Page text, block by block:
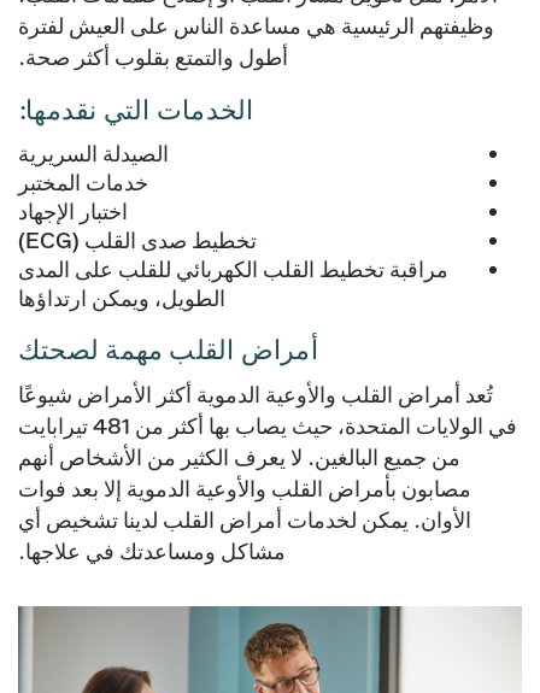
وظيفتهم الرئيسية هي مساعدة الناس على العيش لفترة
أطول والتمتع بقلوب أكثر صحة.
الخدمات التي نقدمها:
الصيدلة السريرية
خدمات المختبر
اختبار الإجهاد
تخطيط صدى القلب (ECG)
مراقبة تخطيط القلب الكهربائي للقلب على المدى
الطويل، ويمكن ارتداؤها
أمراض القلب مهمة لصحتك
تُعد أمراض القلب والأوعية الدموية أكثر الأمراض شيوعًا
في الولايات المتحدة، حيث يصاب بها أكثر من 481 تيرابايت
من جميع البالغين. لا يعرف الكثير من الأشخاص أنهم
مصابون بأمراض القلب والأوعية الدموية إلا بعد فوات
الأوان. يمكن لخدمات أمراض القلب لدينا تشخيص أي
مشاكل ومساعدتك في علاجها.